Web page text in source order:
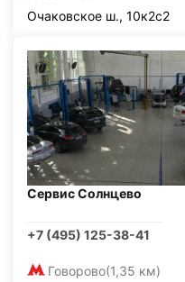
Очаковское ш., 10к2с2
Сервис Солнцево
+7 (495) 125-38-41
Говорово(1,35 км)